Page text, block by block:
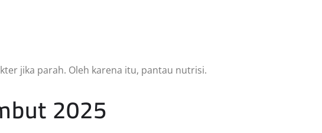
jika parah. Oleh karena itu, pantau nutrisi.
2025